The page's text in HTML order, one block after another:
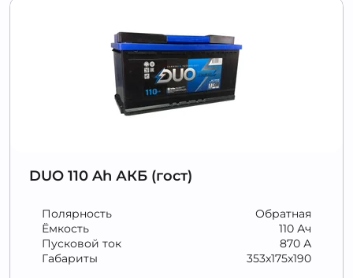
DUO 110 Ah АКБ (гост)
Обратная
Полярность
110 Ач
Ёмкость
870 А
Пусковой ток
353x175x190
Габариты